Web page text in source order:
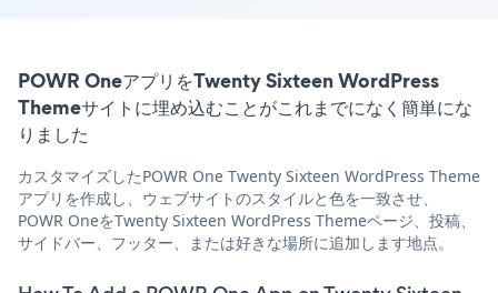
POWR OneアプリをTwenty Sixteen WordPress
Themeサイトに埋め込むことがこれまでになく簡単にな
りました
カスタマイズしたPOWR One Twenty Sixteen WordPress Theme
アプリを作成し、ウェブサイトのスタイルと色を一致させ、
POWR OneをTwenty Sixteen WordPress Themeページ、投稿、
サイドバー、フッター、または好きな場所に追加します地点。